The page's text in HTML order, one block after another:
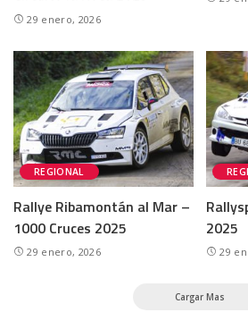
29 enero, 2026
REGIONAL
Rallye Ribamontán al Mar –
1000 Cruces 2025
29 enero, 2026
2025
29
Cargar Mas